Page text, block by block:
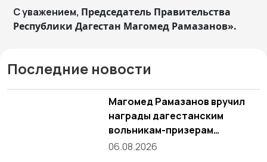
С уважением, Председатель Правительства
Республики Дагестан Магомед Рамазанов».
Последние новости
Магомед Рамазанов вручил
награды дагестанским
вольникам-призерам
Чемпионата России
06.08.2026